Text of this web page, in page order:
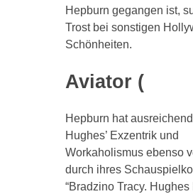
Hepburn gegangen ist,
Trost bei sonstigen
Schönheiten.
Aviator (
Hepburn hat
Hughes’ Exzentrik und
Workaholismus ebenso
durch ihres
“Bradzino Tracy. Hughes